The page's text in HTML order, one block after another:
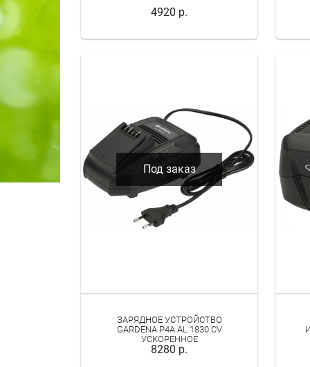
4920 р.
Под заказ
ЗАРЯДНОЕ УСТРОЙСТВО
GARDENA P4A AL 1830 CV
УСКОРЕННОЕ
8280 р.